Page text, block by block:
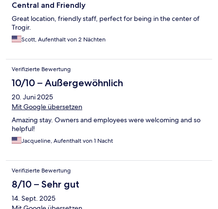
Central and Friendly
Great location, friendly staff, perfect for being in the center of
Trogir.
Scott, Aufenthalt von 2 Nächten
Verifizierte Bewertung
10/10 – Außergewöhnlich
20. Juni 2025
Mit Google übersetzen
Amazing stay. Owners and employees were welcoming and so
helpful!
Jacqueline, Aufenthalt von 1 Nacht
Verifizierte Bewertung
8/10 – Sehr gut
14. Sept. 2025